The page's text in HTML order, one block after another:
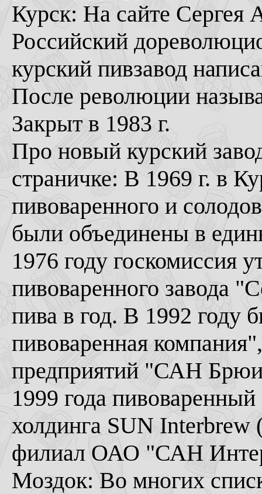
Курск: На сайте Сергея
Российский
курский пивзавод
После революции
Закрыт в 1983 г.
Про новый курский
страничке: В 1969 г. в
пивоваренного и
были объединены в
1976 году госкомиссия
пивоваренного завода
пива в год. В 1992 году
пивоваренная
предприятий "САН
1999 года пивоваренный
холдинга SUN Interbrew
филиал ОАО "САН
Моздок: Во многих